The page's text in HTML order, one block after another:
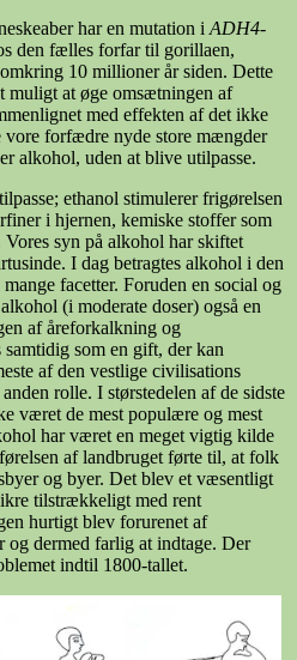
har en mutation iADH4-
den fælles forfar til gorillaen,
10 millioner år siden. Dette
muligt at øge omsætningen af
med effekten af det ikke
forfædre nyde store mængder
alkohol, uden at blive utilpasse.
ethanol stimulerer frigørelsen
i hjernen, kemiske stoffer som
syn på alkohol har skiftet
I dag betragtes alkohol i den
facetter. Foruden en social og
(i moderate doser) også en
af åreforkalkning og
som en gift, der kan
af den vestlige civilisations
rolle. I størstedelen af de sidste
været de mest populære og mest
har været en meget vigtig kilde
af landbruget førte til, at folk
og byer. Det blev et væsentligt
tilstrækkeligt med rent
hurtigt blev forurenet af
dermed farlig at indtage. Der
indtil 1800-tallet.